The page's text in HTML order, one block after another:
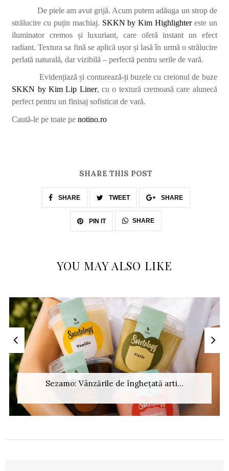
De piele am avut grijă. Acum putem adăuga un strop de
strălucire cu puțin machiaj. SKKN by Kim Highlightereste un
iluminator cremos și luxuriant, care oferă instant un efect
radiant. Textura sa fină se aplică ușor și lasă în urmă o strălucire
perlată naturală, dar vizibilă – perfectă pentru serile de vară.
Evidențiază și conturează-ți buzele cu creionul de buze
SKKN by Kim Lip Liner, cu o textură cremoasă care alunecă
perfect pentru un finisaj sofisticat de vară.
Caută-le pe toate penotino.ro
SHARE THIS POST
SHARE TWEET SHARE
PIN IT SHARE
YOU MAY ALSO LIKE
Sezamo: Vânzările de înghețată arti...